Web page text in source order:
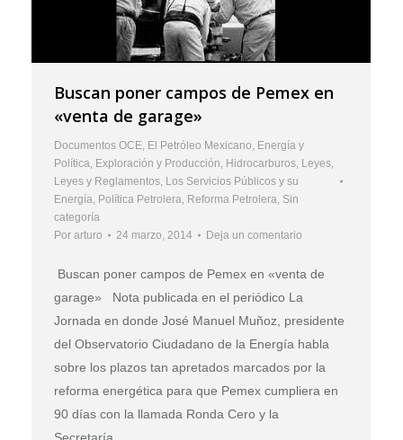
Buscan poner campos de Pemex en
«venta de garage»
Documentos OCE El Petróleo Mexicano Energía y
Política Exploración y Producción Hidrocarburos Leyes
Leyes y Reglamentos Los Servicios Públicos y su
Energía Política Petrolera Reforma Petrolera Sin
categoría
Por arturo 24 marzo, 2014 Deja un comentario
Buscan poner campos de Pemex en «venta de
garage» Nota publicada en el periódico La
Jornada en donde José Manuel Muñoz, presidente
del Observatorio Ciudadano de la Energía habla
sobre los plazos tan apretados marcados por la
reforma energética para que Pemex cumpliera en
90 días con la llamada Ronda Cero y la
Secretaría…